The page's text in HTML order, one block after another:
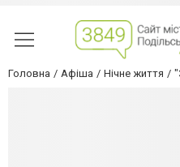
Головна Афіша Нічне життя